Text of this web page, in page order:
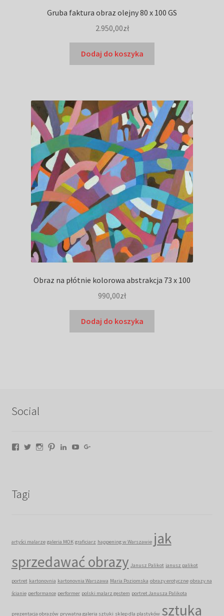
Gruba faktura obraz olejny 80 x 100 GS
2.950,00zł
Dodaj do koszyka
Obraz na płótnie kolorowa abstrakcja 73 x 100
990,00zł
Dodaj do koszyka
Social
Facebook
TwitterInstagram
PinterestLinkedIn
YouTube
Tagi
artyści malarze galeria MOK graficiarz happening w Warszawie jak
sprzedawać obrazy Janusz Palikot janusz palikot
portret kartonovnia kartonovnia Warszawa Maria Poziomska obrazy erotyczne obrazy na
ścianie performance performer polski malarz gestem portret Janusza Palikota
prezentacja obrazów prywatna galeria sztuki sklep dla plastyków sztuka